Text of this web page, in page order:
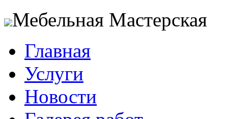
Мебельная Мастерская
Главная
Услуги
Новости